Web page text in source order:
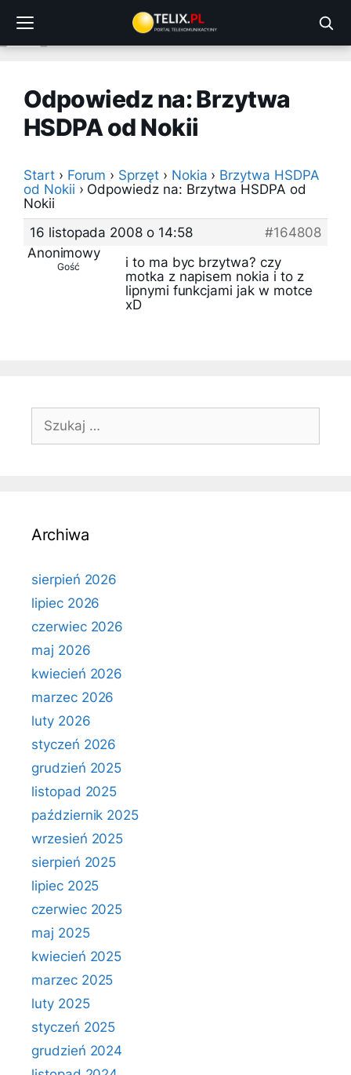
treści
Odpowiedz na: Brzytwa
HSDPA od Nokii
Start › Forum › Sprzęt › Nokia › Brzytwa HSDPA
od Nokii › Odpowiedz na: Brzytwa HSDPA od
Nokii
16 listopada 2008 o 14:58
#164808
Anonimowy
Gość
i to ma byc brzytwa? czy
motka z napisem nokia i to z
lipnymi funkcjami jak w motce
xD
Szukaj:
Archiwa
sierpień 2026
lipiec 2026
czerwiec 2026
maj 2026
kwiecień 2026
marzec 2026
luty 2026
styczeń 2026
grudzień 2025
listopad 2025
październik 2025
wrzesień 2025
sierpień 2025
lipiec 2025
czerwiec 2025
maj 2025
kwiecień 2025
marzec 2025
luty 2025
styczeń 2025
grudzień 2024